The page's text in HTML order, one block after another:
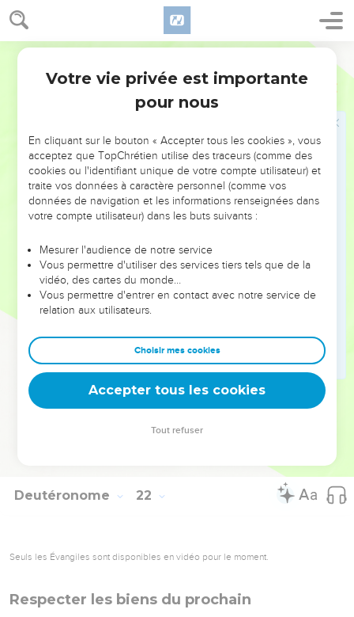
Deutéronome 21
Le fils indiscipliné
Quand un homme aura un enfant méchant et rebelle,
n'obéissant point à la voix de son père, ni à la voix de sa
mère, et qu'ils l'auront châtié, et que, nonobstant cela, il ne
Alors le père et la mère le prendront, et le mèneront aux
Anciens de sa ville, et à la porte de son lieu ;
Et ils diront aux Anciens de sa ville : C'est ici notre fils qui
est méchant et rebelle, il n'obéit point à notre voix, il est
gourmand et ivrogne.
ainsi tu ôteras le méchant du milieu de toi, afin que tout
Israël l'entende, et qu'il craigne.
Le cadavre d'un pendu
Quand un homme aura commis quelque péché, digne de
mort, et qu'on le fera mourir, et que tu le pendras à un bois ;
Son corps mort ne demeurera point la nuit sur le bois, mais
tu ne manqueras point de l'ensevelir, le même jour, car celui
qui est pendu est malédiction de Dieu ; c'est pourquoi tu ne
Deutéronome 22
Seuls les Évangiles sont disponibles en vidéo pour le moment.
Respecter les biens du prochain
Votre vie privée est importante
pour nous
En cliquant sur le bouton « Accepter tous les cookies », vous
acceptez que TopChrétien utilise des traceurs (comme des
cookies ou l'identifiant unique de votre compte utilisateur) et
traite vos données à caractère personnel (comme vos
données de navigation et les informations renseignées dans
votre compte utilisateur) dans les buts suivants :
Mesurer l'audience de notre service
Vous permettre d'utiliser des services tiers tels que de la
vidéo, des cartes du monde…
Vous permettre d'entrer en contact avec notre service de
relation aux utilisateurs.
Choisir mes cookies
Accepter tous les cookies
Tout refuser